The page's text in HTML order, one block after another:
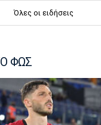
αδελφές
Πανσερραϊκό
Ομάδες
Όλες οι ειδήσεις
ΦΩΣ